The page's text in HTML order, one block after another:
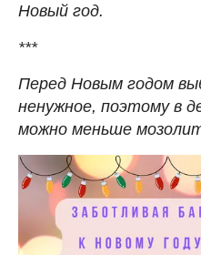
Новый год.
***
Перед Новым годом
ненужное, поэтому в
можно меньше